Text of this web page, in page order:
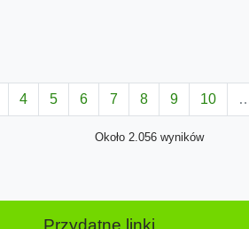
4 5 6 7 8 9 10
Około 2.056 wyników
Przydatne linki